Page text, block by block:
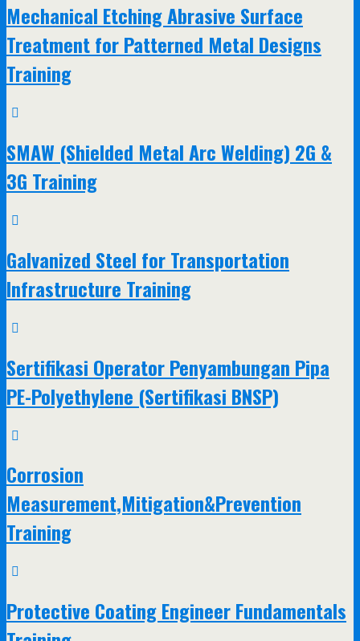
Mechanical Etching Abrasive Surface
Treatment for Patterned Metal Designs
Training
SMAW (Shielded Metal Arc Welding) 2G &
3G Training
Galvanized Steel for Transportation
Infrastructure Training
Sertifikasi Operator Penyambungan Pipa
PE-Polyethylene (Sertifikasi BNSP)
Corrosion
Measurement,Mitigation&Prevention
Training
Protective Coating Engineer Fundamentals